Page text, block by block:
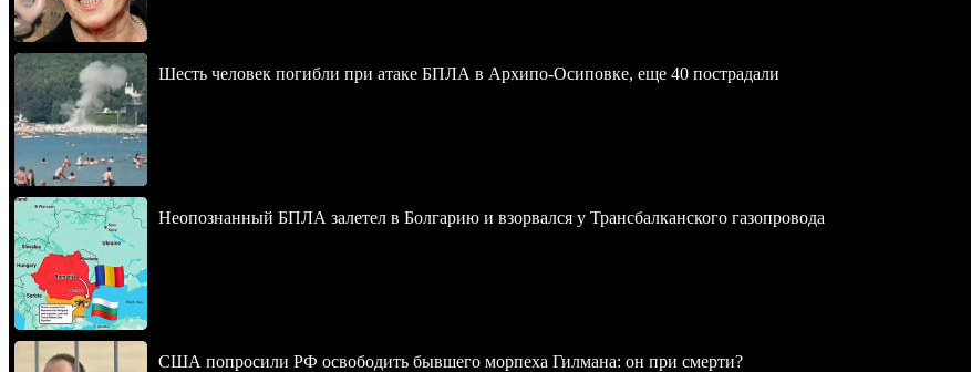
Шесть человек погибли при атаке БПЛА в Архипо-Осиповке, еще 40 пострадали
Неопознанный БПЛА залетел в Болгарию и взорвался у Трансбалканского газопровода
США попросили РФ освободить бывшего морпеха Гилмана: он при смерти?